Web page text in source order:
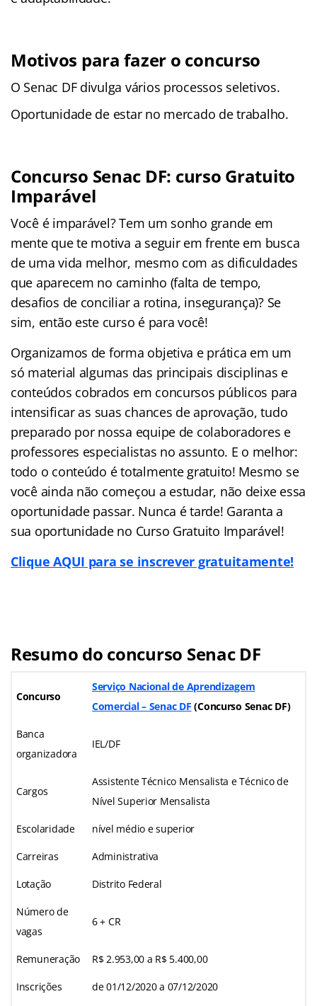
Motivos para fazer o concurso
O Senac DF divulga vários processos seletivos.
Oportunidade de estar no mercado de trabalho.
Concurso Senac DF: curso Gratuito
Imparável
Você é imparável? Tem um sonho grande em
mente que te motiva a seguir em frente em busca
de uma vida melhor, mesmo com as dificuldades
que aparecem no caminho (falta de tempo,
desafios de conciliar a rotina, insegurança)? Se
sim, então este curso é para você!
Organizamos de forma objetiva e prática em um
só material algumas das principais disciplinas e
conteúdos cobrados em concursos públicos para
intensificar as suas chances de aprovação, tudo
preparado por nossa equipe de colaboradores e
professores especialistas no assunto. E o melhor:
todo o conteúdo é totalmente gratuito! Mesmo se
você ainda não começou a estudar, não deixe essa
oportunidade passar. Nunca é tarde! Garanta a
sua oportunidade no Curso Gratuito Imparável!
Clique AQUI para se inscrever gratuitamente!
Resumo do concurso Senac DF
Concurso
Serviço Nacional de Aprendizagem
Comercial – Senac DF (Concurso Senac DF)
Banca
organizadora
IEL/DF
Cargos
Assistente Técnico Mensalista e Técnico de
Nível Superior Mensalista
Escolaridade nível médio e superior
Carreiras Administrativa
Lotação Distrito Federal
Número de
vagas
6 + CR
Remuneração R$ 2.953,00 a R$ 5.400,00
Inscrições de 01/12/2020 a 07/12/2020